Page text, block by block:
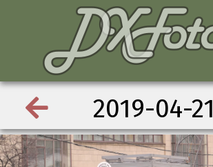
2019-04-21